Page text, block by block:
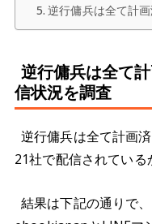
逆行傭兵は全て計
逆行傭兵は全て
信状況を調査
逆行傭兵は全て計画
21社で配信されている
結果は下記の通りで